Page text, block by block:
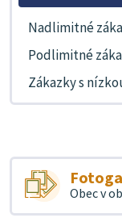
Nadlimitné
Podlimitné
Zákazky s
Obec v